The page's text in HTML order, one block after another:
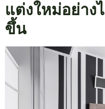
แต่งใหม่อย่าง
ขึ้น